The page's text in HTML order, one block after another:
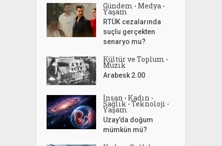
Gündem • Medya •
Yaşam
RTÜK cezalarında
suçlu gerçekten
senaryo mu?
Kültür ve Toplum •
Müzik
Arabesk 2.00
İnsan • Kadın •
Sağlık • Teknoloji •
Yaşam
Uzay’da doğum
mümkün mü?